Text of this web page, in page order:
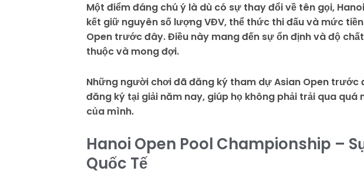
Một điểm đáng chú ý là dù có sự thay đổi về tên gọi,
kết giữ nguyên số lượng VĐV, thể thức thi đấu và mức
Open trước đây. Điều này mang đến sự ổn định và độ
thuộc và mong đợi.
Những người chơi đã đăng ký tham dự Asian Open
đăng ký tại giải năm nay, giúp họ không phải trải qua quá
của mình.
Hanoi Open Pool Championship –
Quốc Tế